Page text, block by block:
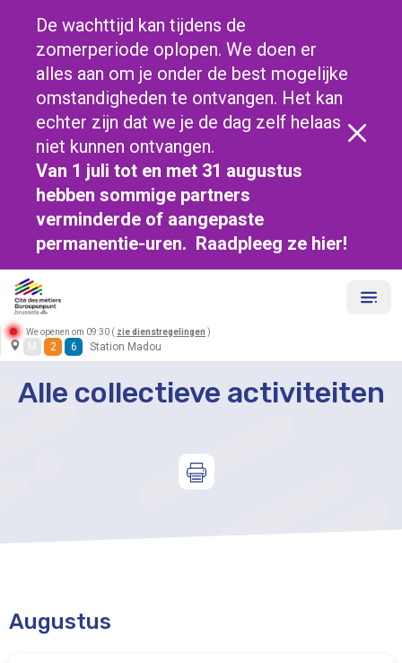
De wachttijd kan tijdens de
zomerperiode oplopen. We doen er
alles aan om je onder de best mogelijke
omstandigheden te ontvangen. Het kan
echter zijn dat we je de dag zelf helaas
niet kunnen ontvangen.
Van 1 juli tot en met 31 augustus
hebben sommige partners
verminderde of aangepaste
permanentie-uren. Raadpleeg ze hier!
We openen om 09:30 ( zie dienstregelingen )
M 2 6 Station Madou
Alle collectieve activiteiten
Augustus